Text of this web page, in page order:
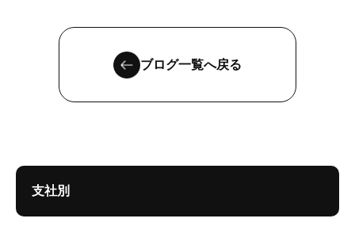
ブログ一覧へ戻る
支社別